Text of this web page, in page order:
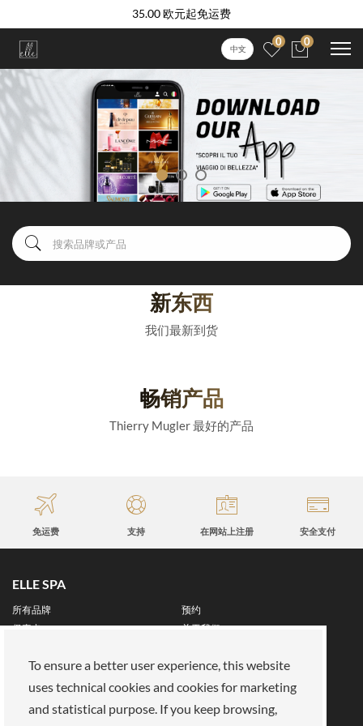
35.00 欧元起免运费
中文
0 0
新东西
我们最新到货
畅销产品
Thierry Mugler 最好的产品
免运费 支持 在网站上注册 安全支付
ELLE SPA
所有品牌
预约
保真卡
关于我们
关于我们
我们的使命
加入我们
支付方式
商店
To ensure a better user experience, this website
uses technical cookies and cookies for marketing
and statistical purpose. If you keep browsing,